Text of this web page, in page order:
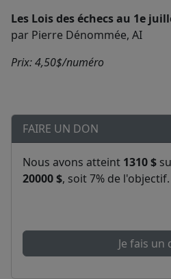
Les Lois des échecs au 1e
par Pierre Dénommée, AI
Prix: 4,50$/numéro
FAIRE UN DON
Nous avons atteint 1310 $
20000 $, soit 7% de l'objectif.
Je fais un